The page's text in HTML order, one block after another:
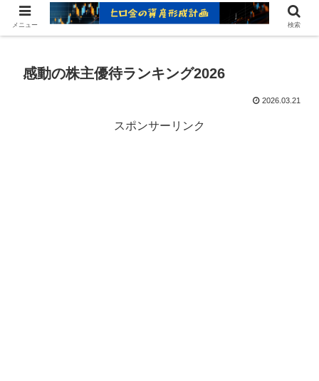
ヒロ金の資産形成レシピ：賢いお金の増やし方
感動の株主優待ランキング2026
2026.03.21
スポンサーリンク
メニュー 検索